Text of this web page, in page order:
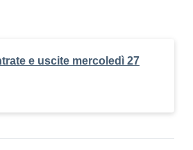
e uscite mercoledì 27